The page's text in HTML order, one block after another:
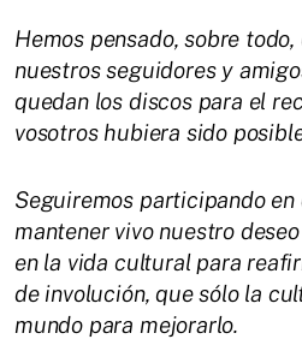
Hemos pensado, sobre
nuestros seguidores y
quedan los discos para el
vosotros hubiera sido
Seguiremos participando en
mantener vivo nuestro
en la vida cultural para
de involución, que sólo la
mundo para mejorarlo.